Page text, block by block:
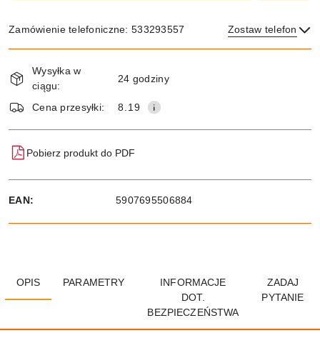
Zamówienie telefoniczne: 533293557 Zostaw telefon
i
dostawa
Wysyłka w
ciągu:
24 godziny
Cena przesyłki: 8.19
Pobierz produkt do PDF
EAN: 5907695506884
OPIS PARAMETRY
INFORMACJE
DOT.
BEZPIECZEŃSTWA
ZADAJ
PYTANIE